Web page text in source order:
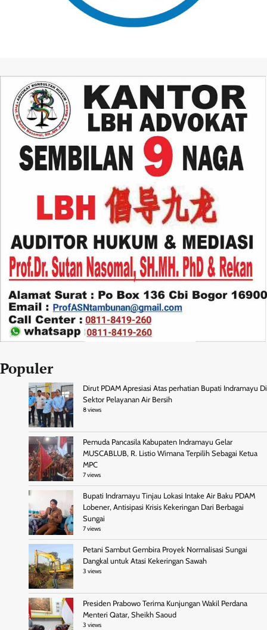
Populer
Dirut PDAM Apresiasi Atas perhatian Bupati Indramayu Di
Sektor Pelayanan Air Bersih
8 views
Pemuda Pancasila Kabupaten Indramayu Gelar
MUSCABLUB, R. Listio Wimana Terpilih Sebagai Ketua
MPC
7 views
Bupati Indramayu Tinjau Lokasi Intake Air Baku PDAM
Lobener, Antisipasi Krisis Kekeringan Dari Berbagai
Sungai
7 views
Petani Sambut Gembira Proyek Normalisasi Sungai
Dangkal untuk Atasi Kekeringan Sawah
3 views
Presiden Prabowo Terima Kunjungan Wakil Perdana
Menteri Qatar, Sheikh Saoud
3 views